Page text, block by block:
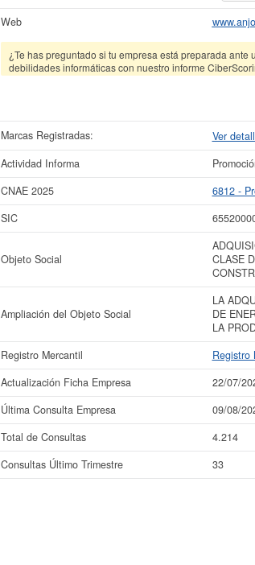
Web
¿Te has preguntado si tu empresa está preparada
debilidades informáticas con nuestro informe
Marcas Registradas:
Ver
Actividad Informa
CNAE 2025
6812 -
SIC
Objeto Social
CLASE
Ampliación del Objeto Social
LA
DE
LA
Registro Mercantil
Registro
Actualización Ficha Empresa
22/07/
Última Consulta Empresa
09/08/
Total de Consultas
4.214
Consultas Último Trimestre
33